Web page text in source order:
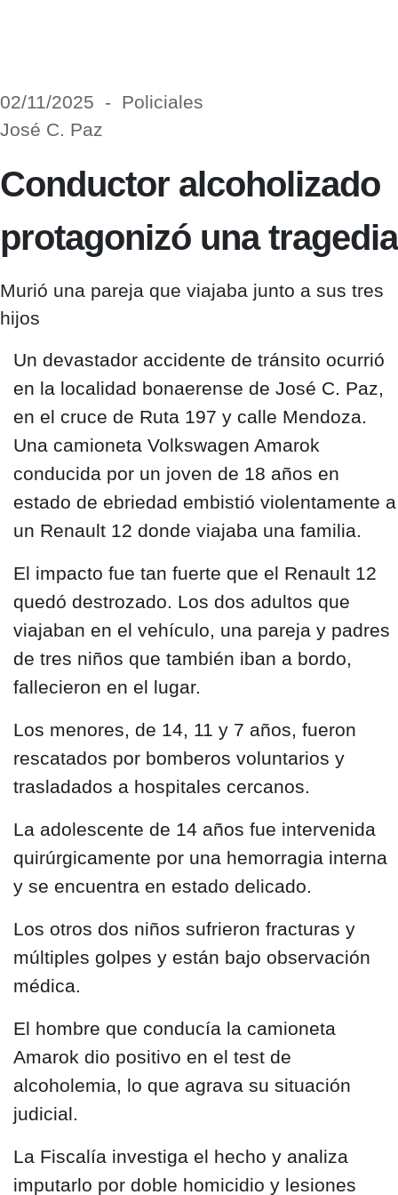
02/11/2025 - Policiales
José C. Paz
Conductor alcoholizado
protagonizó una tragedia
Murió una pareja que viajaba junto a sus tres
hijos
Un devastador accidente de tránsito ocurrió
en la localidad bonaerense de José C. Paz,
en el cruce de Ruta 197 y calle Mendoza.
Una camioneta Volkswagen Amarok
conducida por un joven de 18 años en
estado de ebriedad embistió violentamente a
un Renault 12 donde viajaba una familia.
El impacto fue tan fuerte que el Renault 12
quedó destrozado. Los dos adultos que
viajaban en el vehículo, una pareja y padres
de tres niños que también iban a bordo,
fallecieron en el lugar.
Los menores, de 14, 11 y 7 años, fueron
rescatados por bomberos voluntarios y
trasladados a hospitales cercanos.
La adolescente de 14 años fue intervenida
quirúrgicamente por una hemorragia interna
y se encuentra en estado delicado.
Los otros dos niños sufrieron fracturas y
múltiples golpes y están bajo observación
médica.
El hombre que conducía la camioneta
Amarok dio positivo en el test de
alcoholemia, lo que agrava su situación
judicial.
La Fiscalía investiga el hecho y analiza
imputarlo por doble homicidio y lesiones